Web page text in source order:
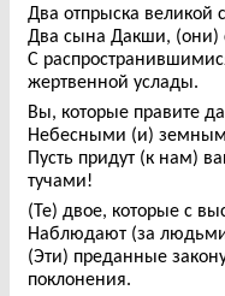
Два отпрыска великой
Два сына Дакши, (они)
С
жертвенной услады.
Вы, которые правите
Небесными (и)
Пусть придут (к нам)
тучами!
(Те) двое, которые с
Наблюдают (за
(Эти) преданные
поклонения.